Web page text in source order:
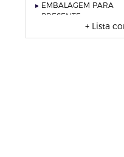
EMBALAGEM PARA
PRESENTE
+ Lista